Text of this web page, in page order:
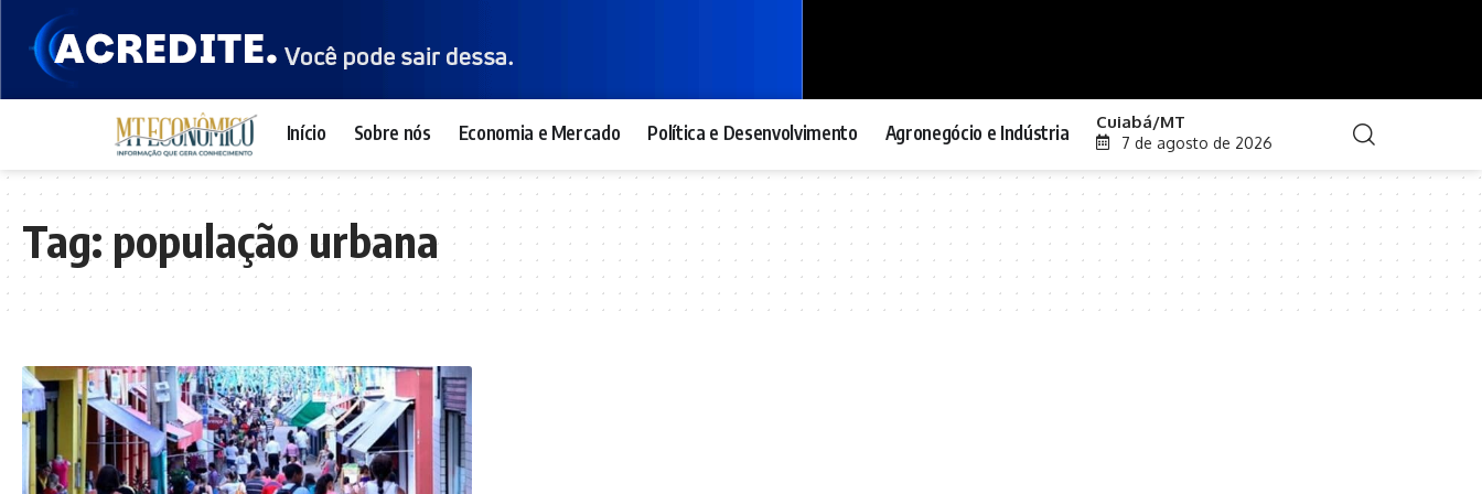
Início Sobre nós Economia e Mercado Política e Desenvolvimento Agronegócio e Indústria Cuiabá/MT
7 de agosto de 2026
Tag:população urbana